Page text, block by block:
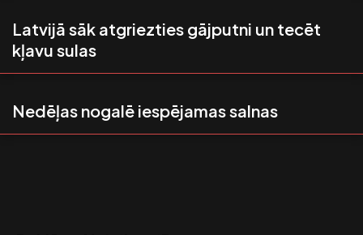
Latvijā sāk atgriezties gājputni un tecēt
kļavu sulas
Nedēļas nogalē iespējamas salnas